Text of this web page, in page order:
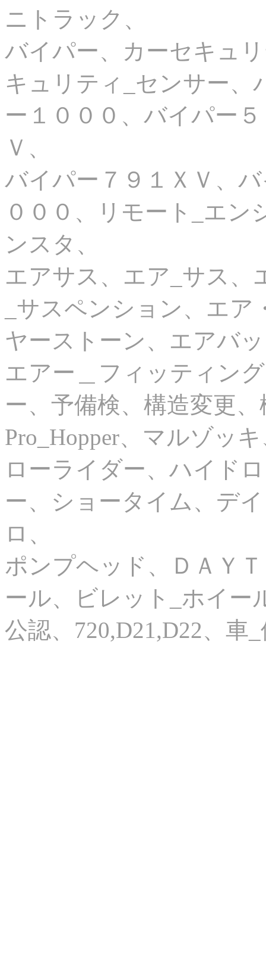
ニトラック、
バイパー、カーセキュ
キュリティ_センサー、
ー１０００、バイパー
Ｖ、
バイパー７９１ＸＶ、
０００、リモート_エン
ンスタ、
エアサス、エア_サス、
_サスペンション、エ
ヤーストーン、エアバ
エアー＿フィッティン
ー、予備検、構造変更
Pro_Hopper、マルゾッ
ローライダー、ハイド
ー、ショータイム、デ
ロ、
ポンプヘッド、ＤＡＹ
ール、ビレット_ホイー
公認、720,D21,D22、車